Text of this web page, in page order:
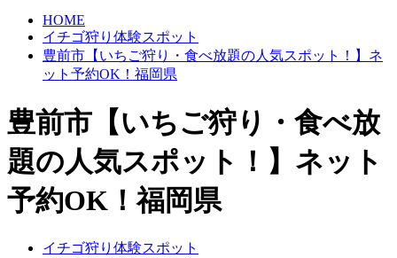
HOME
イチゴ狩り体験スポット
豊前市【いちご狩り・食べ放題の人気スポット！】ネ
ット予約OK！福岡県
豊前市【いちご狩り・食べ放
題の人気スポット！】ネット
予約OK！福岡県
イチゴ狩り体験スポット